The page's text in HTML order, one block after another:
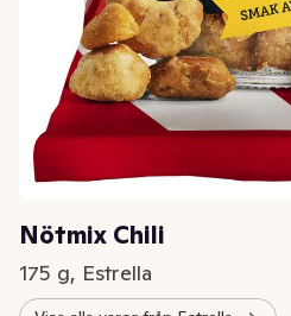
Nötmix Chili
175 g, Estrella